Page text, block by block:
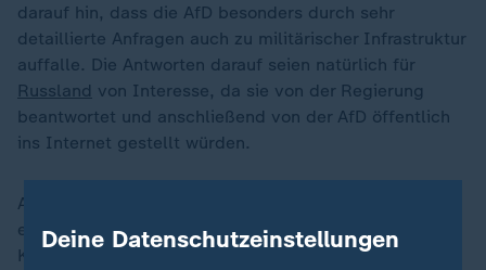
darauf hin, dass die AfD besonders durch sehr
detaillierte Anfragen auch zu militärischer Infrastruktur
auffalle. Die Antworten darauf seien natürlich für
Russland von Interesse, da sie von der Regierung
beantwortet und anschließend von der AfD öffentlich
ins Internet gestellt würden.
Als eines von vielen Beispielen nannte Markus Lanz
eine Anfrage der thüringischen AfD: "Welche
Kenntnisse liegen der Landesregierung über den
Deine Datenschutzeinstellungen